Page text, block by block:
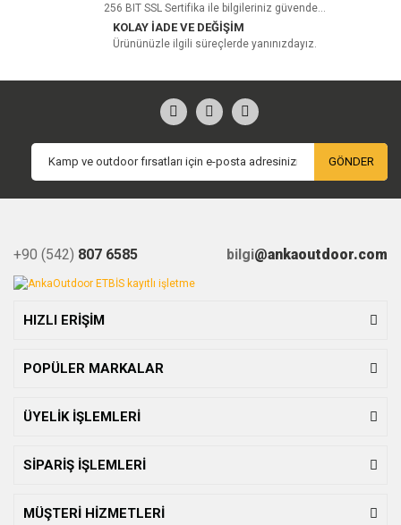
256 BIT SSL Sertifika ile bilgileriniz güvende...
KOLAY İADE VE DEĞİŞİM
Ürününüzle ilgili süreçlerde yanınızdayız.
GÖNDER
+90 (542) 807 6585 bilgi@ankaoutdoor.com
HIZLI ERİŞİM
POPÜLER MARKALAR
ÜYELİK İŞLEMLERİ
SİPARİŞ İŞLEMLERİ
MÜŞTERİ HİZMETLERİ